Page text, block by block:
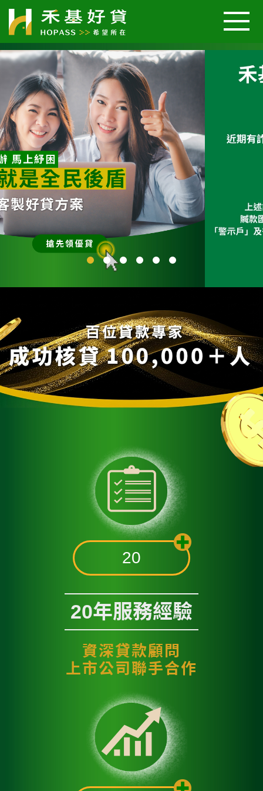
關於我們
汽車好貸
機車好貸
二胎房屋好貸
好貸案例
線上申貸
便利貸
20
20年服務經驗
資深貸款顧問
上市公司聯手合作